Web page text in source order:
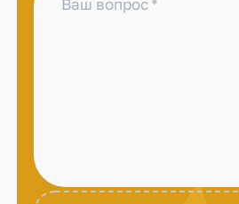
Ваш вопрос